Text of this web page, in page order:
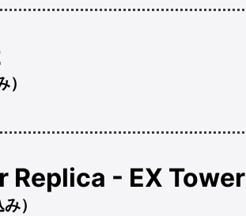
Replica - EX Tower
）